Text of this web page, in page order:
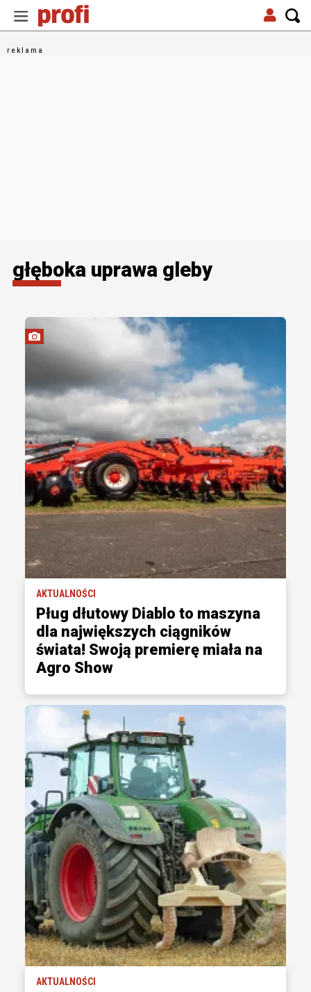
głęboka uprawa gleby
AKTUALNOŚCI
Pług dłutowy Diablo to maszyna
dla największych ciągników
świata! Swoją premierę miała na
Agro Show
AKTUALNOŚCI